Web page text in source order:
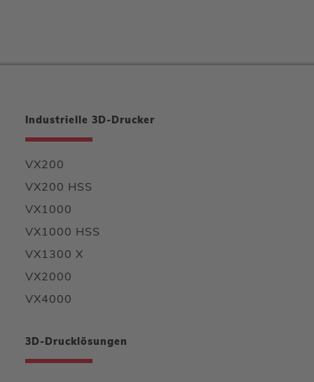
Industrielle 3D-Drucker
VX200
VX200 HSS
VX1000
VX1000 HSS
VX1300 X
VX2000
VX4000
3D-Drucklösungen